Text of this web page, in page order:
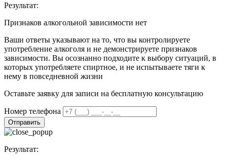
Результат:
Признаков алкогольной зависимости нет
Ваши ответы указывают на то, что вы контролируете
употребление алкоголя и не демонстрируете признаков
зависимости. Вы осознанно подходите к выбору ситуаций, в
которых употребляете спиртное, и не испытываете тяги к
нему в повседневной жизни
Оставьте заявку для записи на бесплатную консультацию
Номер телефона
Отправить
Результат: